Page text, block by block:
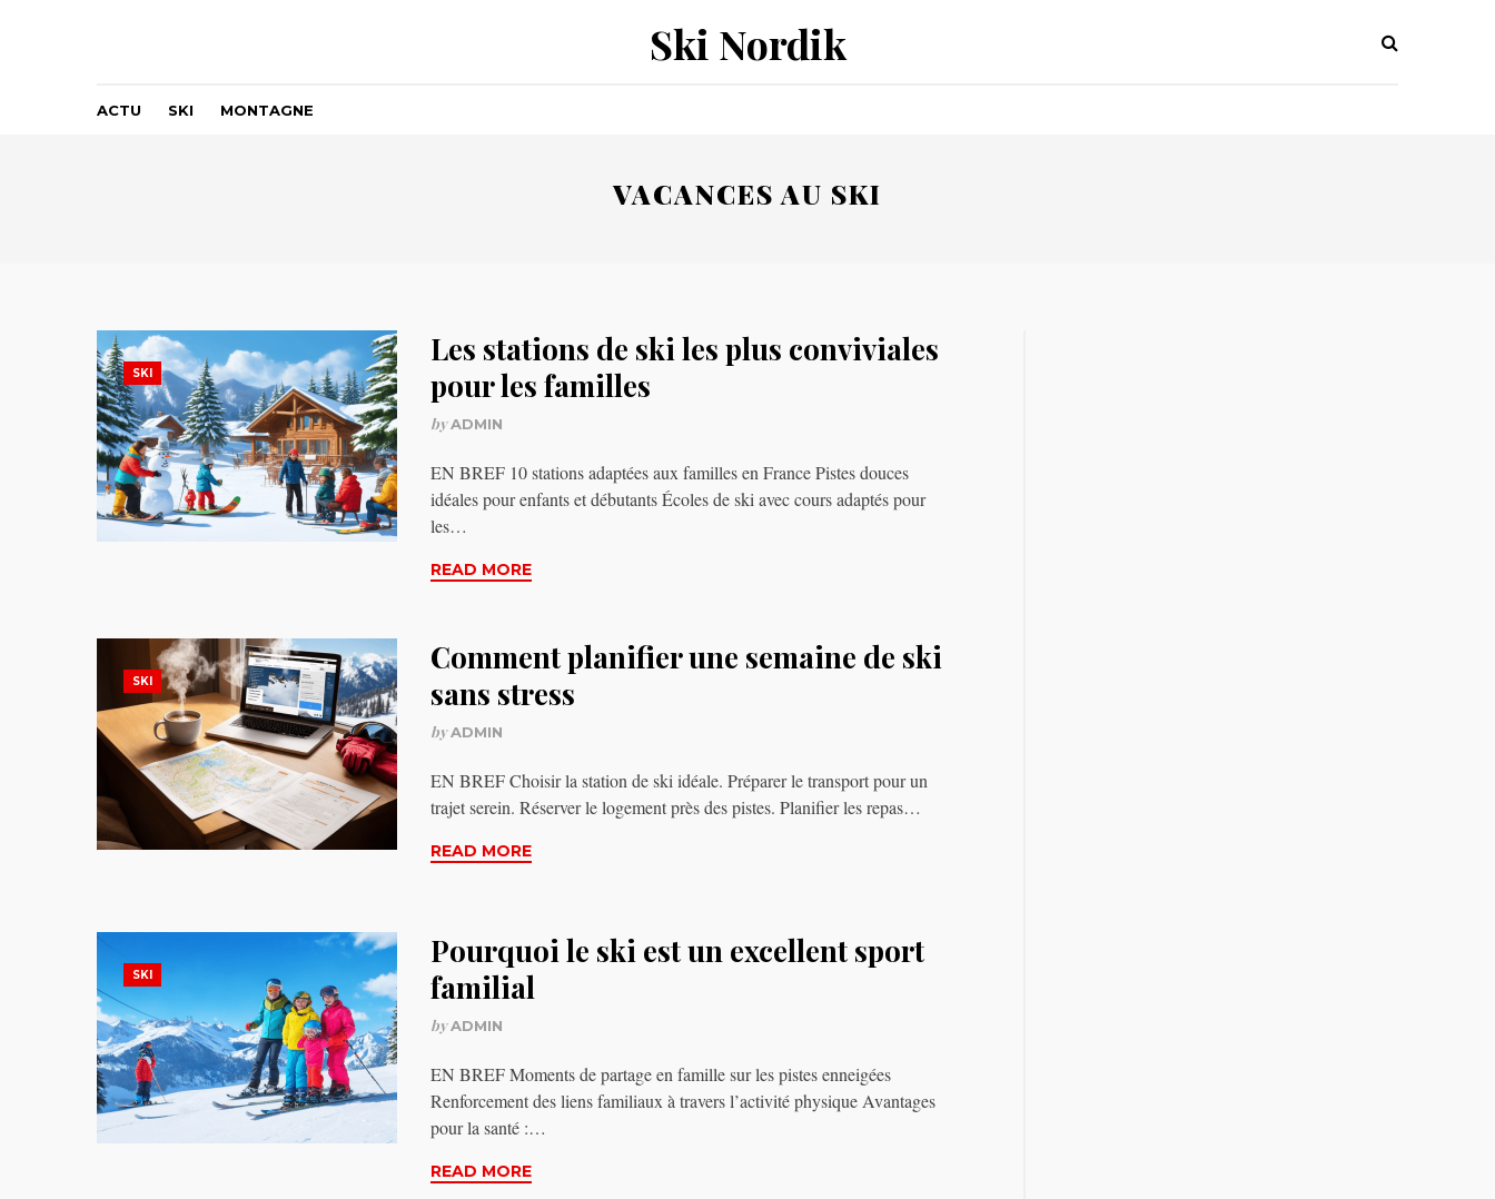
Ski Nordik
ACTU SKI MONTAGNE
VACANCES AU SKI
SKI
Les stations de ski les plus conviviales
pour les familles
byADMIN
EN BREF 10 stations adaptées aux familles en France Pistes douces
idéales pour enfants et débutants Écoles de ski avec cours adaptés pour
les…
READ MORE
SKI
Comment planifier une semaine de ski
sans stress
byADMIN
EN BREF Choisir la station de ski idéale. Préparer le transport pour un
trajet serein. Réserver le logement près des pistes. Planifier les repas…
READ MORE
SKI
Pourquoi le ski est un excellent sport
familial
byADMIN
EN BREF Moments de partage en famille sur les pistes enneigées
Renforcement des liens familiaux à travers l’activité physique Avantages
pour la santé :…
READ MORE